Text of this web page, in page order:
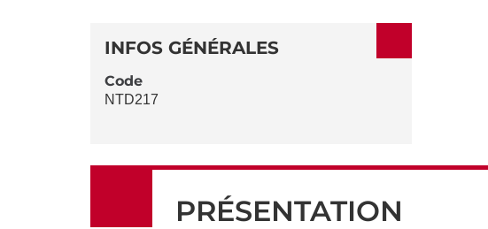
DE
LA
DÉTAILS
INFOS GÉNÉRALES
Code
NTD217
PRÉSENTATION